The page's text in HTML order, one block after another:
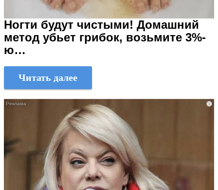
Ногти будут чистыми! Домашний
метод убьет грибок, возьмите 3%-
ю…
Читать далее
i